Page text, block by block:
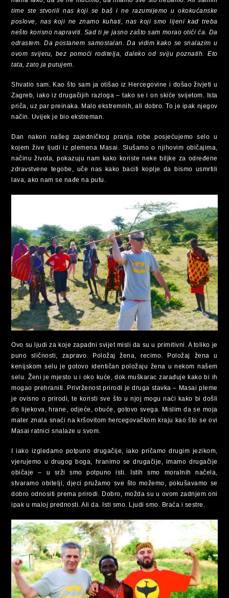
time ste stvorili nas koji se baš i ne razumijemo u okokućanske
poslove, nas koji ne znamo kuhati, nas koji smo lijeni kad treba
nešto korisno napraviti. Sad ti je jasno zašto sam morao otići ća. Da
odrastem. Da postanem samostalan. Da vidim kako se snalazim u
ovom svijetu, bez pomoći roditelja, daleko od sviju poznatih. Eto
tata, zato ja putujem.
Shvatio sam. Kao što sam ja otišao iz Hercegovine i došao živjeti u
Zagreb, iako iz drugačijih razloga – tako se i on skiće svijetom. Ista
priča, uz par preinaka. Malo ekstremnih, ali dobro. To je ipak njegov
način. Uvijek je bio ekstreman.
Dan nakon našeg zajedničkog pranja robe posjećujemo selo u
kojem žive ljudi iz plemena Masai. Slušamo o njihovim običajima,
načinu života, pokazuju nam kako koriste neke biljke za određene
zdravstvene tegobe, uče nas kako baciti koplje da bismo usmrtili
lava, ako nam se nađe na putu.
Ovo su ljudi za koje zapadni svijet misli da su u primitivni. A toliko je
puno sličnosti, zapravo. Položaj žena, recimo. Položaj žena u
kenijskom selu je gotovo identičan položaju žena u nekom našem
selu. Ženi je mjesto u i oko kuće, dok muškarac zarađuje kako bi ih
mogao prehraniti. Privrženost prirodi je druga stavka – Masai pleme
je ovisno o prirodi, te koristi sve što u njoj mogu naći kako bi došli
do lijekova, hrane, odjeće, obuće, gotovo svega. Mislim da se moja
mater znala snaći na kršovitom hercegovačkom kraju kao što se ovi
Masai ratnici snalaze u svom.
I iako izgledamo potpuno drugačije, iako pričamo drugim jezikom,
vjerujemo u drugog boga, hranimo se drugačije, imamo drugačije
običaje – u srži smo potpuno isti. Istih smo moralnih načela,
stvaramo obitelji, djeci pružamo sve što možemo, pokušavamo se
dobro odnositi prema prirodi. Dobro, možda su u ovom zadnjem oni
ipak u maloj prednosti. Ali da. Isti smo. Ljudi smo. Braća i sestre.